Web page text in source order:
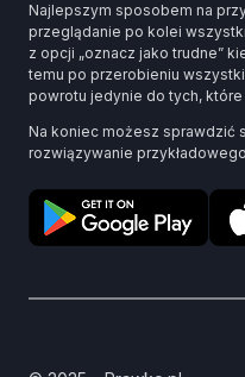
Najlepszym sposobem na
przeglądanie po kolei
z opcji „oznacz jako trudne”
temu po przerobieniu
powrotu jedynie do tych, które
Na koniec możesz sprawdzić
rozwiązywanie